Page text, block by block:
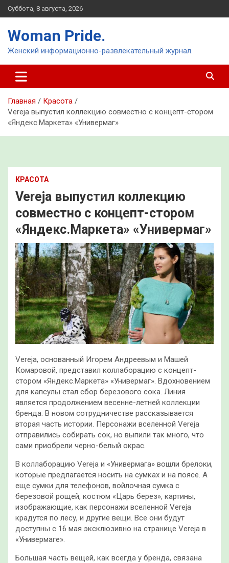
Перейти
к
Суббота, 8 августа, 2026
Woman Pride.
Женский информационно-развлекательный журнал.
Главная
Красота
Vereja выпустил коллекцию совместно с концепт-стором
«Яндекс.Маркета» «Универмаг»
КРАСОТА
Vereja выпустил коллекцию
совместно с концепт-стором
«Яндекс.Маркета» «Универмаг»
Vereja, основанный Игорем Андреевым и Машей
Комаровой, представил коллаборацию с концепт-
стором «Яндекс.Маркета» «Универмаг». Вдохновением
для капсулы стал сбор березового сока. Линия
является продолжением весенне-летней коллекции
бренда. В новом сотрудничестве рассказывается
вторая часть истории. Персонажи вселенной Vereja
отправились собирать сок, но выпили так много, что
сами приобрели черно-белый окрас.
В коллаборацию Vereja и «Универмага» вошли брелоки,
которые предлагается носить на сумках и на поясе. А
еще сумки для телефонов, войлочная сумка с
березовой рощей, костюм «Царь берез», картины,
изображающие, как персонажи вселенной Vereja
крадутся по лесу, и другие вещи. Все они будут
доступны с 16 мая эксклюзивно на странице Vereja в
«Универмаге».
Большая часть вещей, как всегда у бренда, связана